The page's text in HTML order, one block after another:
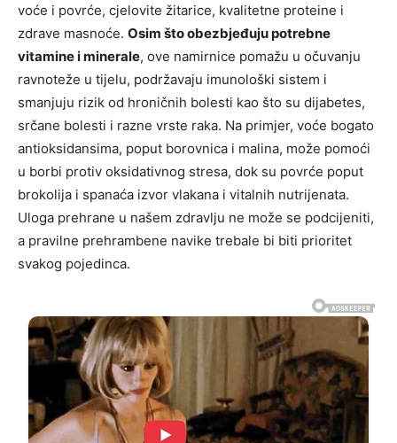
voće i povrće, cjelovite žitarice, kvalitetne proteine i
zdrave masnoće. Osim što obezbjeđuju potrebne
vitamine i minerale, ove namirnice pomažu u očuvanju
ravnoteže u tijelu, podržavaju imunološki sistem i
smanjuju rizik od hroničnih bolesti kao što su dijabetes,
srčane bolesti i razne vrste raka. Na primjer, voće bogato
antioksidansima, poput borovnica i malina, može pomoći
u borbi protiv oksidativnog stresa, dok su povrće poput
brokolija i spanaća izvor vlakana i vitalnih nutrijenata.
Uloga prehrane u našem zdravlju ne može se podcijeniti,
a pravilne prehrambene navike trebale bi biti prioritet
svakog pojedinca.